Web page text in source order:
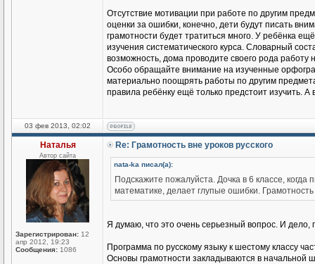
Отсутствие мотивации при работе по другим
оценки за ошибки, конечно, дети будут писать
грамотности будет тратиться много. У ребёнка
изучения систематического курса. Словарный
возможность, дома проводите своего рода работу
Особо обращайте внимание на изученные
материально поощрять работы по другим
правила ребёнку ещё только предстоит изучить.
03 фев 2013, 02:02
Наталья
Автор сайта
Зарегистрирован: 12
апр 2012, 19:23
Сообщения: 1086
Re: Грамотность вне уроков русского
nata-ka писал(а):
Подскажите пожалуйста. Дочка в 6 классе,
математике, делает глупые ошибки.
Я думаю, что это очень серьезный вопрос. И дело,
Программа по русскому языку к шестому классу
Основы грамотности закладываются в начальной